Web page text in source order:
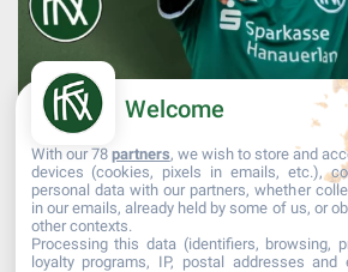
Mehr laden... Auf
Welcome
With our 78 partners, we wish to store and
devices (cookies, pixels in emails, etc.),
personal data with our partners, whether
in our emails, already held by some of us, or
other contexts.
Processing this data (identifiers, browsing,
loyalty programs, IP, postal addresses and